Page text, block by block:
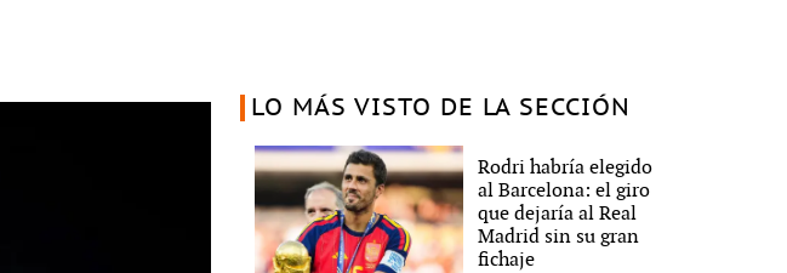
LO MÁS VISTO DE LA SECCIÓN
Rodri habría elegido
al Barcelona: el giro
que dejaría al Real
Madrid sin su gran
fichaje